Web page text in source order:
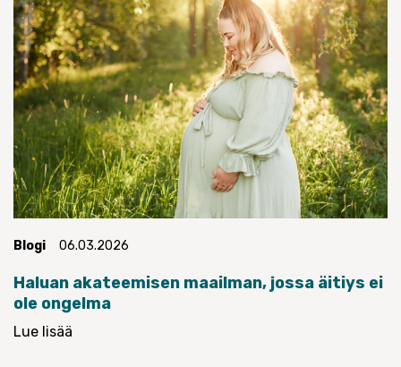
Blogi 06.03.2026
Haluan akateemisen maailman, jossa äitiys ei
ole ongelma
Lue lisää